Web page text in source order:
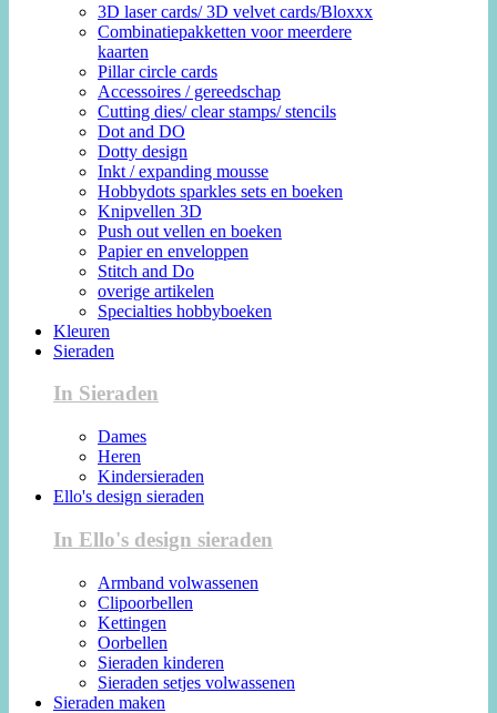
3D laser cards/ 3D velvet cards/Bloxxx
Combinatiepakketten voor meerdere
kaarten
Pillar circle cards
Accessoires / gereedschap
Cutting dies/ clear stamps/ stencils
Dot and DO
Dotty design
Inkt / expanding mousse
Hobbydots sparkles sets en boeken
Knipvellen 3D
Push out vellen en boeken
Papier en enveloppen
Stitch and Do
overige artikelen
Specialties hobbyboeken
Kleuren
Sieraden
In Sieraden
Dames
Heren
Kindersieraden
Ello's design sieraden
In Ello's design sieraden
Armband volwassenen
Clipoorbellen
Kettingen
Oorbellen
Sieraden kinderen
Sieraden setjes volwassenen
Sieraden maken